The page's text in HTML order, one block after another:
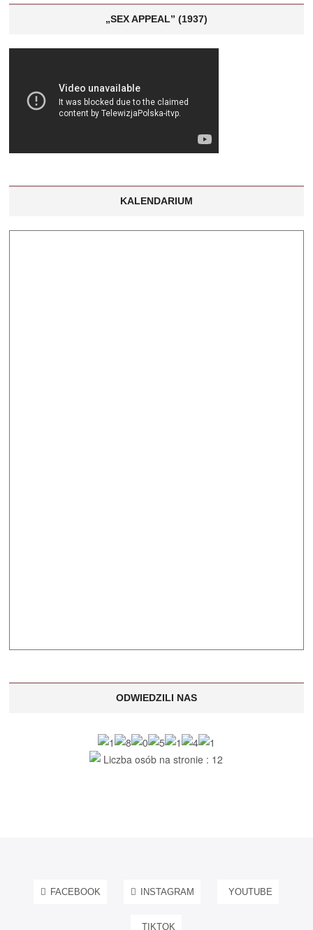
„SEX APPEAL” (1937)
KALENDARIUM
ODWIEDZILI NAS
Liczba osób na stronie : 12
FACEBOOK INSTAGRAM YOUTUBE
TIKTOK